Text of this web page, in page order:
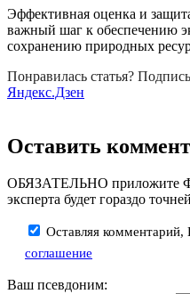
Эффективная оценка и
важный шаг к обеспечению
сохранению природных
Понравилась статья?
Яндекс.Дзен
Оставить
ОБЯЗАТЕЛЬНО приложите
эксперта будет гораздо точней
Оставляя
соглашение
Ваш псевдоним: